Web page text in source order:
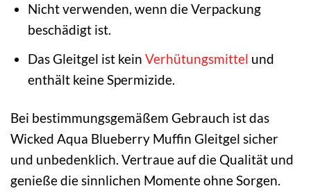
Nicht verwenden, wenn die Verpackung
beschädigt ist.
Das Gleitgel ist kein Verhütungsmittel und
enthält keine Spermizide.
Bei bestimmungsgemäßem Gebrauch ist das
Wicked Aqua Blueberry Muffin Gleitgel sicher
und unbedenklich. Vertraue auf die Qualität und
genieße die sinnlichen Momente ohne Sorgen.